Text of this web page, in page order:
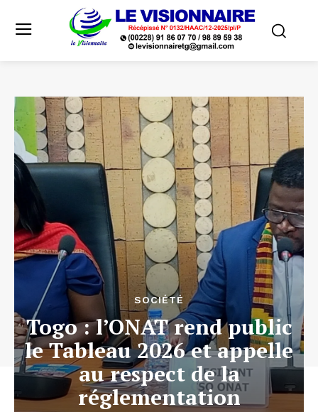
SOCIÉTÉ
Togo : l’ONAT rend public
le Tableau 2026 et appelle
au respect de la
réglementation